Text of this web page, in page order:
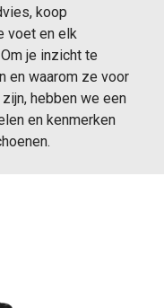
koop
voet en elk
Om je inzicht te
en waarom ze voor
hebben we een
en kenmerken